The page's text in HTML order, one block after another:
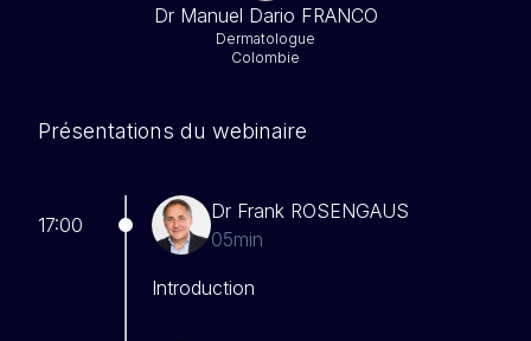
Dr Manuel Dario FRANCO
Dermatologue
Colombie
Présentations du webinaire
17:00
Dr Frank ROSENGAUS
05min
Introduction